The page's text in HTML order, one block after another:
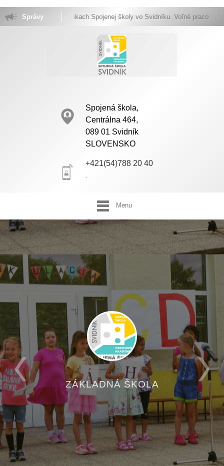
Správy
Vitajte na stránkach Spojenej školy vo Svidníku. Voľné pracovné miesta.
Spojená škola,
Centrálna 464,
089 01 Svidník
SLOVENSKO
+421(54)788 20 40
.
Menu
ZÁKLADNÁ ŠKOLA
.